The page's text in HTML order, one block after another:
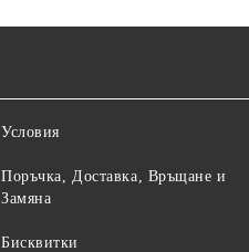
Условия
Поръчка, Доставка, Връщане и
Замяна
Бисквитки